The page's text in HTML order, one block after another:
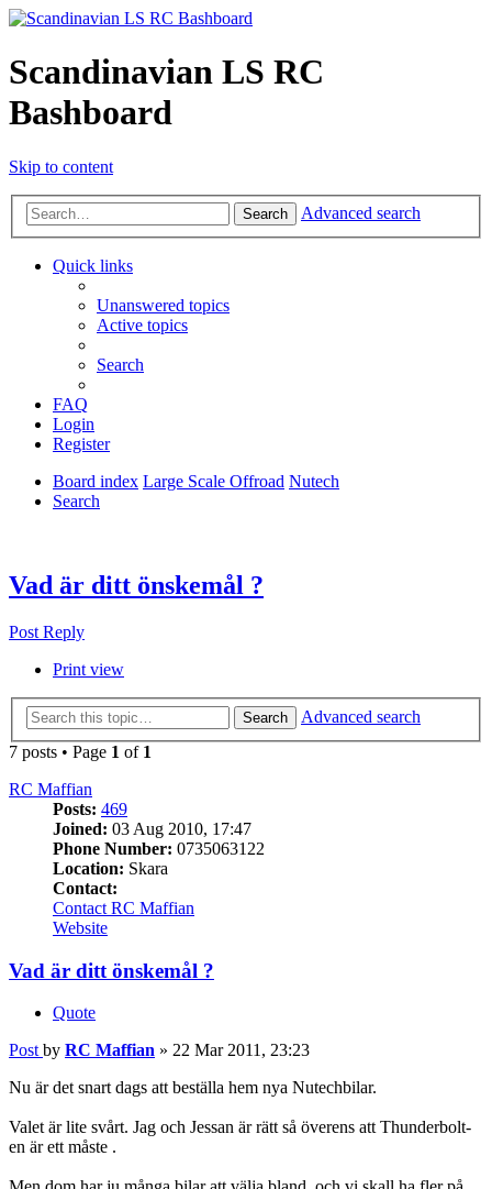
Scandinavian LS RC
Bashboard
Skip to content
Search Advanced search
Quick links
Unanswered topics
Active topics
Search
FAQ
Login
Register
Board index Large Scale Offroad Nutech
Search
Vad är ditt önskemål ?
Post Reply
Print view
Search
Advanced search
7 posts • Page 1 of 1
RC Maffian
Posts: 469
Joined: 03 Aug 2010, 17:47
Phone Number: 0735063122
Location: Skara
Contact:
Contact RC Maffian
Website
Vad är ditt önskemål ?
Quote
Post by RC Maffian » 22 Mar 2011, 23:23
Nu är det snart dags att beställa hem nya Nutechbilar.
Valet är lite svårt. Jag och Jessan är rätt så överens att Thunderbolt-
en är ett måste .